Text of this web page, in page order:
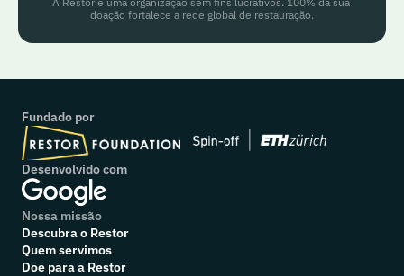
doação fortalece a rede global de restauração.
Fundado por
Desenvolvido com
Nossa missão
Descubra o Restor
Quem servimos
Doe para a Restor